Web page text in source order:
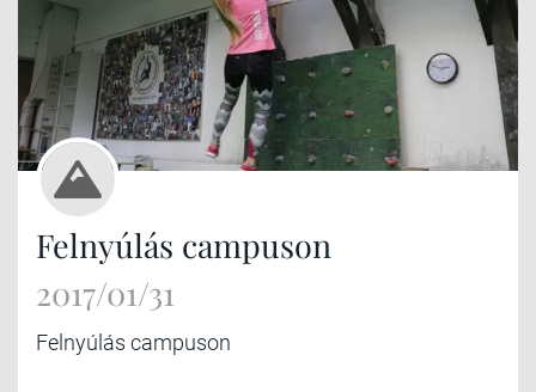
Felnyúlás campuson
2017/01/31
Felnyúlás campuson